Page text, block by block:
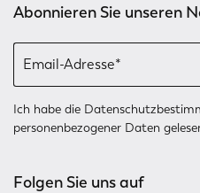
Abonnieren Sie unseren
Ich habe die
personenbezogener Daten
Folgen Sie uns auf